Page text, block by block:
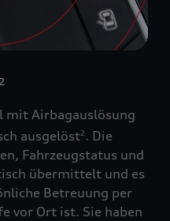
mit Airbagauslösung
ausgelöst2 . Die
Fahrzeugstatus und
übermittelt und es
Betreuung per
vor Ort ist. Sie haben